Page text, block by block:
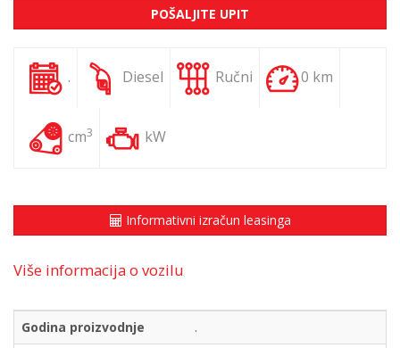
POŠALJITE UPIT
. Diesel Ručni 0 km
cm3 kW
Informativni izračun leasinga
Više informacija o vozilu
Godina proizvodnje
.